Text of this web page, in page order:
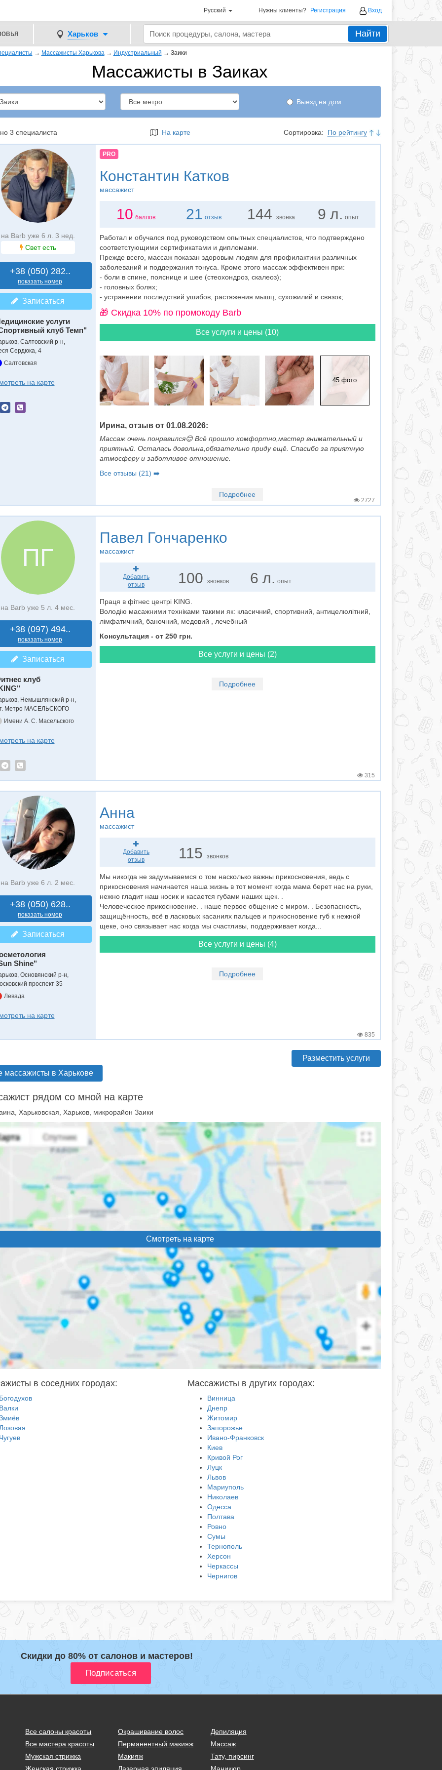
Русский Нужны клиенты? Регистрация Вход
Харьков Найти
→ Массажисты Харькова → Индустриальный → Заики
Массажисты в Заиках
Выезд на дом
3 специалиста На карте Сортировка: По рейтингу
на Barb уже 6 л. 3 нед.
Свет есть
+38 (050) 282..
показать номер
Записаться
услуги
клуб Темп"
Салтовский р-н,
Сердюка, 4
Салтовская
на карте
PRO
Константин Катков
массажист
10 баллов 21 отзыв 144 звонка 9 л. опыт
Работал и обучался под руководством опытных специалистов, что подтверждено
соответстующими сертификатами и дипломами.
Прежде всего, массаж показан здоровым людям для профилактики различных
заболеваний и поддержания тонуса. Кроме этого массаж эффективен при:
- боли в спине, пояснице и шее (стеохондроз, скалеоз);
- головных болях;
- устранении последствий ушибов, растяжения мышц, сухожилий и связок;
🎁 Cкидка 10% по промокоду Barb
Все услуги и цены (10)
45 фото
Ирина, отзыв от 01.08.2026:
Массаж очень понравился😊 Всё прошло комфортно,мастер внимательный и
приятный. Осталась довольна,обязательно приду ещё. Спасибо за приятную
атмосферу и заботливое отношение.
Все отзывы (21) ➡️
Подробнее
2727
ПГ
на Barb уже 5 л. 4 мес.
+38 (097) 494..
показать номер
Записаться
клуб
Немышлянский р-н,
Метро МАСЕЛЬСКОГО
Имени А. С. Масельского
на карте
Павел Гончаренко
массажист
Добавить
отзыв
100звонков 6 л. опыт
Праця в фітнес центрі KING.
Володію масажними техніками такими як: класичний, спортивний, антицелюлітний,
лімфатичний, баночний, медовий , лечебный
Консультация - от 250 грн.
Все услуги и цены (2)
Подробнее
315
на Barb уже 6 л. 2 мес.
+38 (050) 628..
показать номер
Записаться
Shine"
Основянский р-н,
проспект 35
Левада
на карте
Анна
массажист
Добавить
отзыв
115звонков
Мы никогда не задумываемся о том насколько важны прикосновения, ведь с
прикосновения начинается наша жизнь в тот момент когда мама берет нас на руки,
нежно гладит наш носик и касается губами наших щек. .
Человеческое прикосновение. . наше первое общение с миром. . Безопасность,
защищённость, всё в ласковых касаниях пальцев и прикосновение губ к нежной
щеке, оно связывает нас когда мы счастливы, поддерживает когда...
Все услуги и цены (4)
Подробнее
835
массажисты в Харькове
Разместить услуги
рядом со мной на карте
Харьковская, Харьков, микрорайон Заики
Смотреть на карте
в соседних городах: Массажисты в других городах:
Винница
Днепр
Житомир
Запорожье
Ивано-Франковск
Киев
Кривой Рог
Луцк
Львов
Мариуполь
Николаев
Одесса
Полтава
Ровно
Сумы
Тернополь
Херсон
Черкассы
Чернигов
Скидки до 80% от салонов и мастеров!
Все салоны красоты
Все мастера красоты
Мужская стрижка
Женская стрижка
Окрашивание волос
Перманентный макияж
Макияж
Лазерная эпиляция
Депиляция
Массаж
Тату, пирсинг
Маникюр